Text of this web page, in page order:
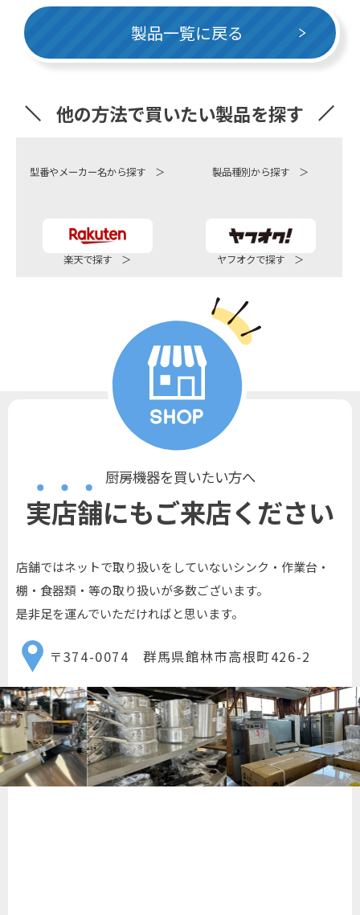
製品一覧に戻る
他の方法で買いたい製品を探す
型番やメーカー名から探す ＞ 製品種別から探す ＞
楽天で探す ＞ ヤフオクで探す ＞
厨房機器を買いたい方へ
実店舗にもご来店ください
店舗ではネットで取り扱いをしていないシンク・作業台・
棚・食器類・等の取り扱いが多数ございます。
是非足を運んでいただければと思います。
〒374-0074 群馬県館林市高根町426-2